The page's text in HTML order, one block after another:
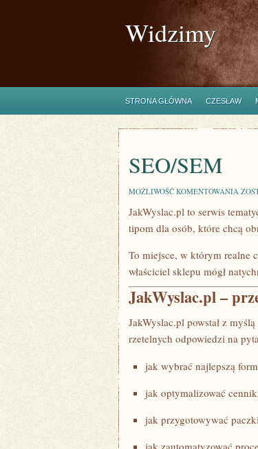
Widzimy
STRONA GŁÓWNA CZESŁAW
SEO/SEM
MOŻLIWOŚĆ KOMENTOWANIA
JakWyslac.pl to serwis
tipom dla osób, które chcą
To miejsce, w którym realne
właściciel sklepu mógł
JakWyslac.pl –
JakWyslac.pl powstał z
rzetelnych odpowiedzi na
jak wybrać najlepszą
jak optymalizować
jak przygotowywać
jak zautomatyzować